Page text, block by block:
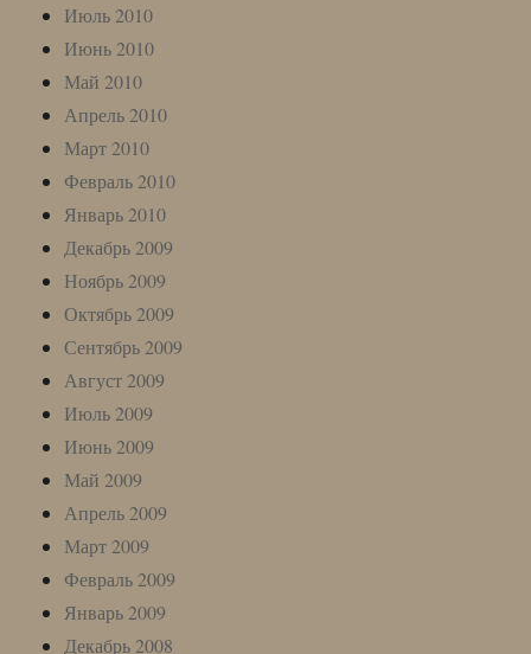
Июль 2010
Июнь 2010
Май 2010
Апрель 2010
Март 2010
Февраль 2010
Январь 2010
Декабрь 2009
Ноябрь 2009
Октябрь 2009
Сентябрь 2009
Август 2009
Июль 2009
Июнь 2009
Май 2009
Апрель 2009
Март 2009
Февраль 2009
Январь 2009
Декабрь 2008